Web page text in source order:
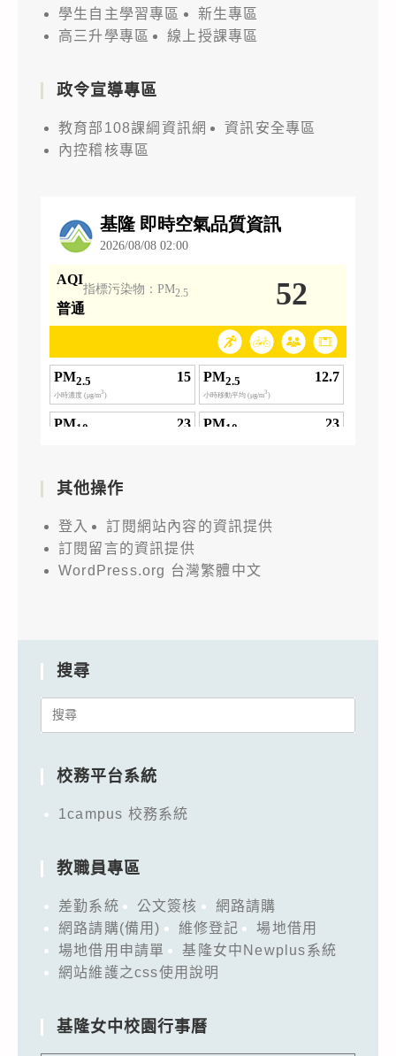
學生自主學習專區
新生專區
高三升學專區
線上授課專區
政令宣導專區
教育部108課綱資訊網
資訊安全專區
內控稽核專區
其他操作
登入
訂閱網站內容的資訊提供
訂閱留言的資訊提供
WordPress.org 台灣繁體中文
搜尋
Search
校務平台系統
1campus 校務系統
教職員專區
差勤系統 公文簽核
網路請購
網路請購(備用)
維修登記
場地借用
場地借用申請單
基隆女中Newplus系統
網站維護之css使用說明
基隆女中校園行事曆